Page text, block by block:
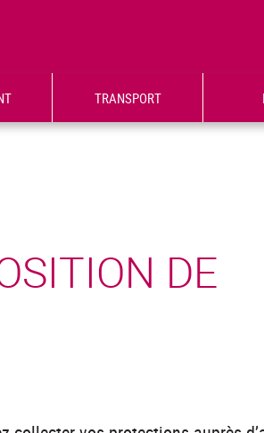
TRANSPORT
DE